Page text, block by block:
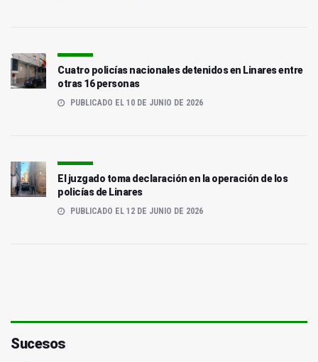
Cuatro policías nacionales detenidos en Linares entre
otras 16 personas
PUBLICADO EL 10 DE JUNIO DE 2026
El juzgado toma declaración en la operación de los
policías de Linares
PUBLICADO EL 12 DE JUNIO DE 2026
Sucesos